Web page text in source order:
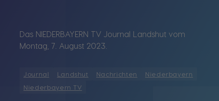
Das NIEDERBAYERN TV Journal Landshut vom
Montag, 7. August 2023.
Journal Landshut Nachrichten
Niederbayern
Niederbayern TV